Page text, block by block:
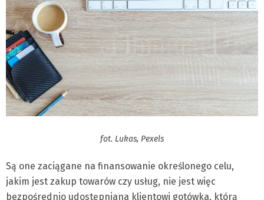
fot. Lukas, Pexels
Są one zaciągane na finansowanie określonego celu,
jakim jest zakup towarów czy usług, nie jest więc
bezpośrednio udostępniana klientowi gotówka, którą